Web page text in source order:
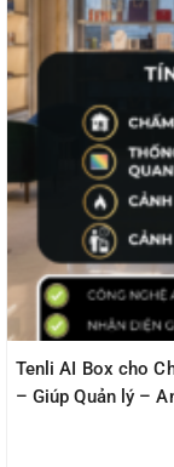
Tenli AI Box cho
– Giúp Quản lý –